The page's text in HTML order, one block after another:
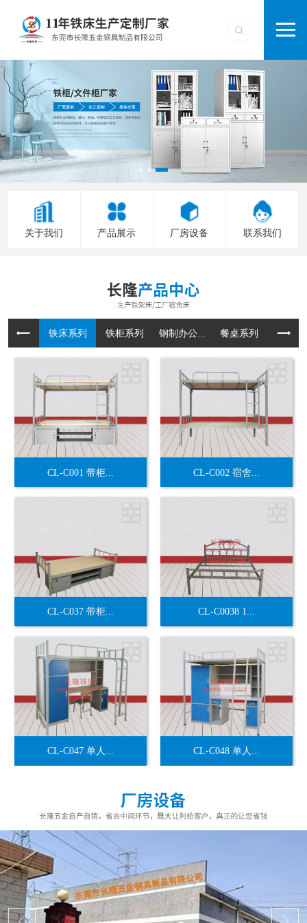
关于我们 产品展示 厂房设备 联系我们
铁床系列 铁柜系列 钢制办公... 餐桌系列 货架
CL-C001 带柜... CL-C002 宿舍...
CL-C037 带柜... CL-C0038 1...
CL-C047 单人... CL-C048 单人...